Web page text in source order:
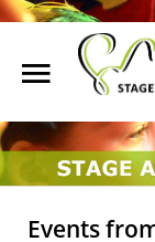
Über uns
Suchen
Events